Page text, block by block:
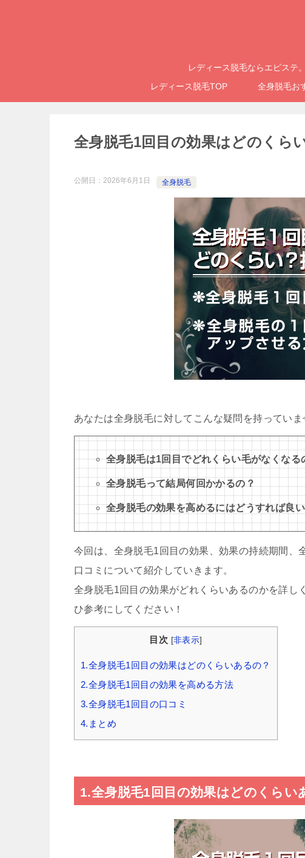
レディース脱毛ならエピステ
レディース脱毛TOP
全身脱毛お
全身脱毛1回目の効果はどのくら
公開日： 2026年6月1日 全身脱毛
あなたは全身脱毛に対してこんな疑問を持っていま
全身脱毛は1回目でどれくらい毛がなくなる
全身脱毛って結局何回かかるの？
全身脱毛の効果を高めるにはどうすれば良
今回は、全身脱毛1回目の効果、効果の持続期間
口コミについて紹介していきます。
全身脱毛1回目の効果がどれくらいあるのかを詳
ひ参考にしてください！
目次 [非表示]
1.全身脱毛1回目の効果はどのくらいあるの？
2.全身脱毛1回目の効果を高める方法
3.全身脱毛1回目の口コミ
4.まとめ
1.全身脱毛1回目の効果はどのくらい